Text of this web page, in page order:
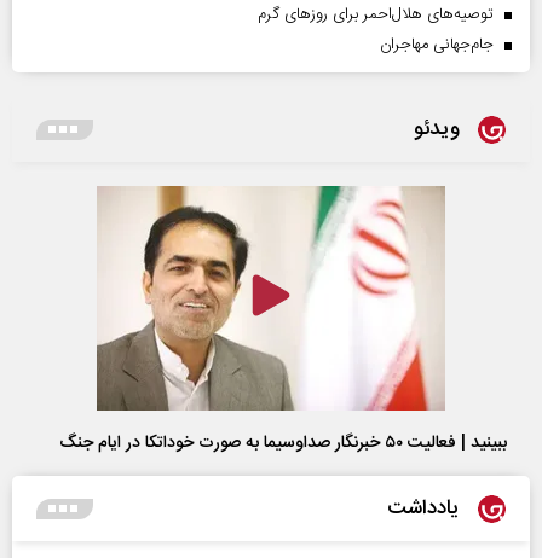
توصیه‌های هلال‌احمر برای روز‌های گرم
جام‌جهانی مهاجران
ویدئو
ببینید | فعالیت ۵۰ خبرنگار صداوسیما به صورت خوداتکا در ایام جنگ
یادداشت